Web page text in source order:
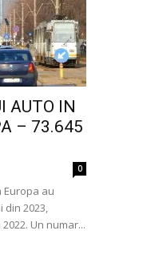
AUTO IN
– 73.645
0
au
din 2023,
Un numar...